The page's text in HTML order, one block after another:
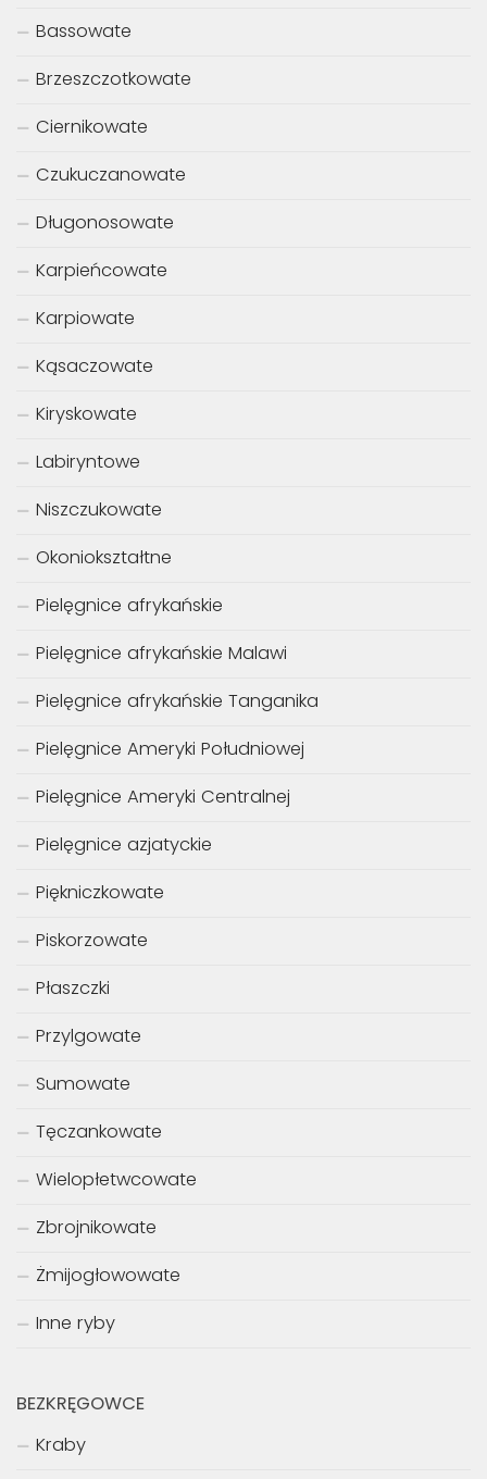
Bassowate
Brzeszczotkowate
Ciernikowate
Czukuczanowate
Długonosowate
Karpieńcowate
Karpiowate
Kąsaczowate
Kiryskowate
Labiryntowe
Niszczukowate
Okoniokształtne
Pielęgnice afrykańskie
Pielęgnice afrykańskie Malawi
Pielęgnice afrykańskie Tanganika
Pielęgnice Ameryki Południowej
Pielęgnice Ameryki Centralnej
Pielęgnice azjatyckie
Piękniczkowate
Piskorzowate
Płaszczki
Przylgowate
Sumowate
Tęczankowate
Wielopłetwcowate
Zbrojnikowate
Żmijogłowowate
Inne ryby
BEZKRĘGOWCE
Kraby